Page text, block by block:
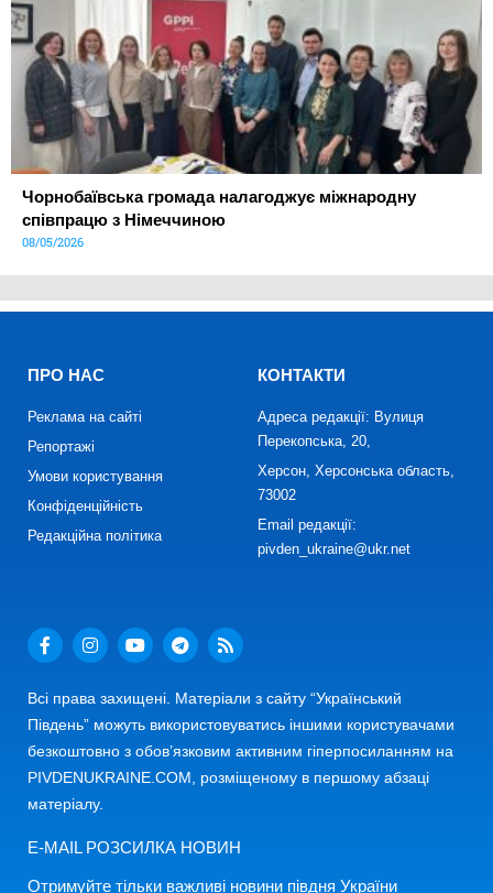
Чорнобаївська громада налагоджує міжнародну
співпрацю з Німеччиною
08/05/2026
ПРО НАС
Реклама на сайті
Репортажі
Умови користування
Конфіденційність
Редакційна політика
КОНТАКТИ
Адреса редакції: Вулиця
Перекопська, 20,
Херсон, Херсонська область,
73002
Email редакції:
pivden_ukraine@ukr.net
Всі права захищені. Матеріали з сайту “Український
Південь” можуть використовуватись іншими користувачами
безкоштовно з обов’язковим активним гіперпосиланням на
PIVDENUKRAINE.COM, розміщеному в першому абзаці
матеріалу.
E-MAIL РОЗСИЛКА НОВИН
Отримуйте тільки важливі новини півдня України